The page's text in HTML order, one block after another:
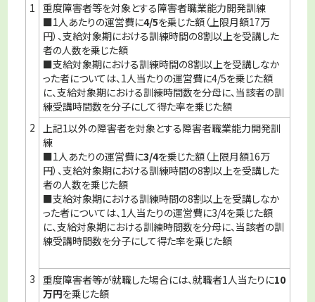
1 重度障害者等を対象とする障害者職業能力開発訓練
■1人あたりの運営費に4/5を乗じた額（上限月額17万
円）、支給対象期における訓練時間の8割以上を受講した
者の人数を乗じた額
■支給対象期における訓練時間の8割以上を受講しなか
った者については、1人当たりの運営費に4/5を乗じた額
に、支給対象期における訓練時間数を分母に、当該者の訓
練受講時間数を分子にして得た率を乗じた額
2 上記1以外の障害者を対象とする障害者職業能力開発訓
練
■1人あたりの運営費に3/4を乗じた額（上限月額16万
円）、支給対象期における訓練時間の8割以上を受講した
者の人数を乗じた額
■支給対象期における訓練時間の8割以上を受講しなか
った者については、1人当たりの運営費に3/4を乗じた額
に、支給対象期における訓練時間数を分母に、当該者の訓
練受講時間数を分子にして得た率を乗じた額
3 重度障害者等が就職した場合には、就職者1人当たりに10
万円を乗じた額